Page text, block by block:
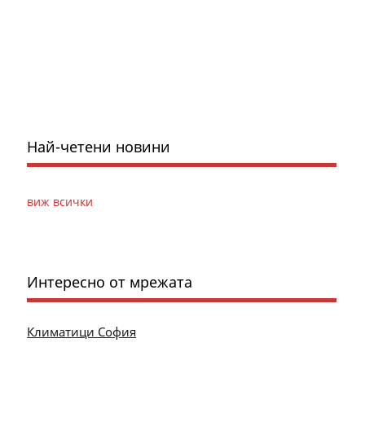
Най-четени новини
виж всички
Интересно от мрежата
Климатици София